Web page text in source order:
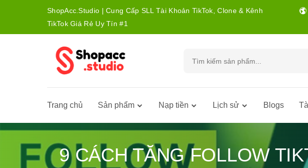
ShopAcc.Studio | Cung Cấp SLL Tài Khoản TikTok, Clone & Kênh
TikTok Giá Rẻ Uy Tín #1
Trang chủ Sản phẩm Nạp tiền Lịch sử Blogs
9 CÁCH TĂNG FOLLOW